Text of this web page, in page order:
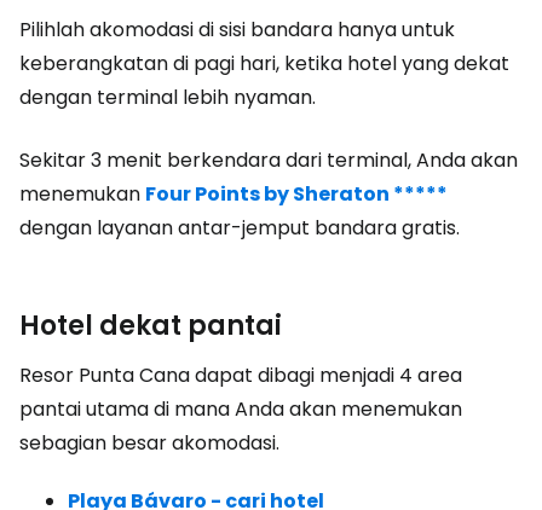
Pilihlah akomodasi di sisi bandara hanya untuk
keberangkatan di pagi hari, ketika hotel yang dekat
dengan terminal lebih nyaman.
Sekitar 3 menit berkendara dari terminal, Anda akan
menemukan Four Points by Sheraton *****
dengan layanan antar-jemput bandara gratis.
Hotel dekat pantai
Resor Punta Cana dapat dibagi menjadi 4 area
pantai utama di mana Anda akan menemukan
sebagian besar akomodasi.
Playa Bávaro - cari hotel